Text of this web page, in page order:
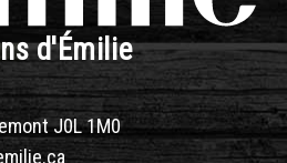
d'Émilie
J0L 1M0